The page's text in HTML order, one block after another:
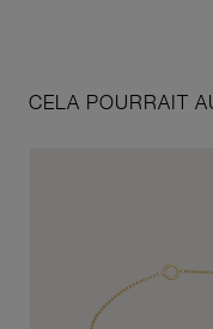
CELA POURRAIT